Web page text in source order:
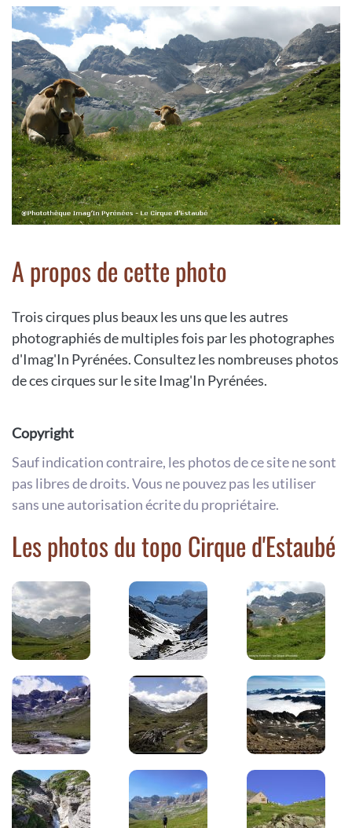
A propos de cette photo
Trois cirques plus beaux les uns que les autres
photographiés de multiples fois par les photographes
d'Imag'In Pyrénées. Consultez les nombreuses photos
de ces cirques sur le site Imag'In Pyrénées.
Copyright
Sauf indication contraire, les photos de ce site ne sont
pas libres de droits. Vous ne pouvez pas les utiliser
sans une autorisation écrite du propriétaire.
Les photos du topo Cirque d'Estaubé